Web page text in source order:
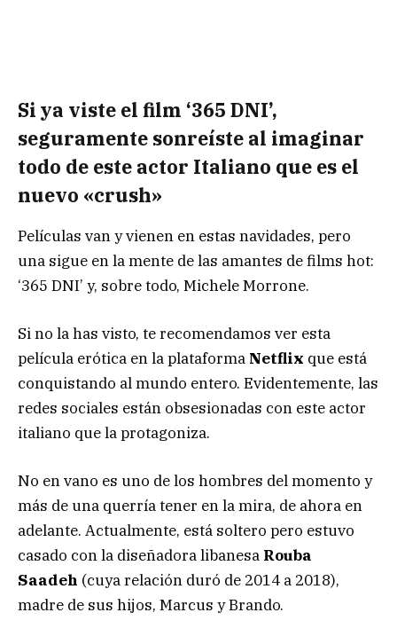
Si ya viste el film ‘365 DNI’,
seguramente sonreíste al imaginar
todo de este actor Italiano que es el
nuevo «crush»
Películas van y vienen en estas navidades, pero
una sigue en la mente de las amantes de films hot:
‘365 DNI’ y, sobre todo, Michele Morrone.
Si no la has visto, te recomendamos ver esta
película erótica en la plataforma Netflix que está
conquistando al mundo entero. Evidentemente, las
redes sociales están obsesionadas con este actor
italiano que la protagoniza.
No en vano es uno de los hombres del momento y
más de una querría tener en la mira, de ahora en
adelante. Actualmente, está soltero pero estuvo
casado con la diseñadora libanesa Rouba
Saadeh (cuya relación duró de 2014 a 2018),
madre de sus hijos, Marcus y Brando.